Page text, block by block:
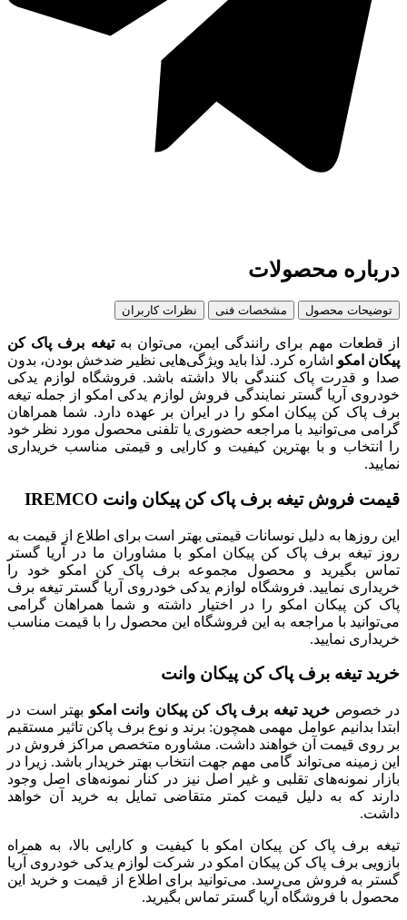
درباره محصولات
توضیحات محصول مشخصات فنی نظرات کاربران
از قطعات مهم برای رانندگی ایمن، می‌توان بهتیغه برف پاک کن
پیکان امکو اشاره کرد. لذا باید ویژگی‌هایی نظیر ضدخش بودن، بدون
صدا و قدرت پاک کنندگی بالا داشته باشد. فروشگاه لوازم یدکی
خودروی آریا گستر نمایندگی فروش لوازم یدکی امکو از جمله تیغه
برف پاک کن پیکان امکو را در ایران بر عهده دارد. شما همراهان
گرامی می‌توانید با مراجعه حضوری یا تلفنی محصول مورد نظر خود
را انتخاب و با بهترین کیفیت و کارایی و قیمتی مناسب خریداری
نمایید.
قیمت فروش تیغه برف پاک کن پیکان وانت IREMCO
این روزها به دلیل نوسانات قیمتی بهتر است برای اطلاع از قیمت به
روز تیغه برف پاک کن پیکان امکو با مشاوران ما در آریا گستر
تماس بگیرید و محصول مجموعه برف پاک کن امکو خود را
خریداری نمایید. فروشگاه لوازم یدکی خودروی آریا گستر تیغه برف
پاک کن پیکان امکو را در اختیار داشته و شما همراهان گرامی
می‌توانید با مراجعه به این فروشگاه این محصول را با قیمت مناسب
خریداری نمایید.
خرید تیغه برف پاک کن پیکان وانت
در خصوص خرید تیغه برف پاک کن پیکان وانت امکو بهتر است در
ابتدا بدانیم عوامل مهمی همچون: برند و نوع برف پاکن تاثیر مستقیم
بر روی قیمت آن خواهند داشت. مشاوره متخصص مراکز فروش در
این زمینه می‌تواند گامی مهم جهت انتخاب بهتر خریدار باشد. زیرا در
بازار نمونه‌های تقلبی و غیر اصل نیز در کنار نمونه‌های اصل وجود
دارند که به دلیل قیمت کمتر متقاضی تمایل به خرید آن خواهد
داشت.
تیغه برف پاک کن پیکان امکو با کیفیت و کارایی بالا، به همراه
بازویی برف پاک کن پیکان امکو در شرکت لوازم یدکی خودروی آریا
گستر به فروش می‌رسد. می‌توانید برای اطلاع از قیمت و خرید این
محصول با فروشگاه آریا گستر تماس بگیرید.